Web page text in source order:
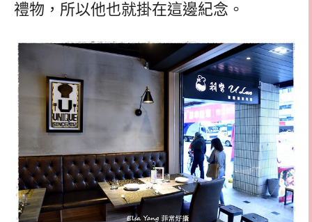
禮物，所以他也就掛在這邊紀念。